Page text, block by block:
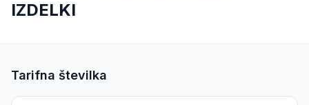
IZDELKI
Tarifna številka